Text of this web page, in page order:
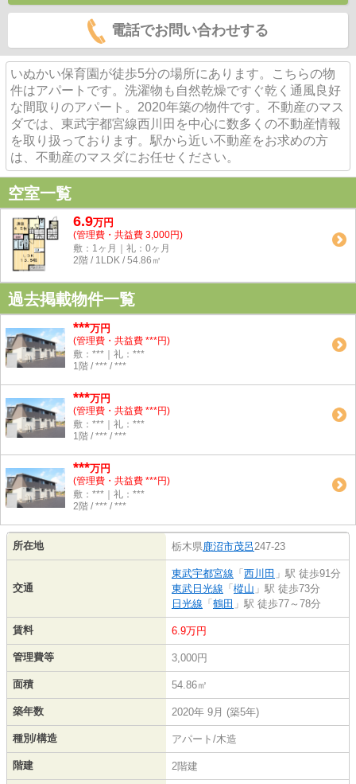
電話でお問い合わせする
いぬかい保育園が徒歩5分の場所にあります。こちらの物
件はアパートです。洗濯物も自然乾燥ですぐ乾く通風良好
な間取りのアパート。2020年築の物件です。不動産のマス
ダでは、東武宇都宮線西川田を中心に数多くの不動産情報
を取り扱っております。駅から近い不動産をお求めの方
は、不動産のマスダにお任せください。
空室一覧
6.9万円
(管理費・共益費 3,000円)
敷：1ヶ月｜礼：0ヶ月
2階 / 1LDK / 54.86㎡
過去掲載物件一覧
***万円
(管理費・共益費 ***円)
敷：***｜礼：***
1階 / *** / ***
***万円
(管理費・共益費 ***円)
敷：***｜礼：***
1階 / *** / ***
***万円
(管理費・共益費 ***円)
敷：***｜礼：***
2階 / *** / ***
所在地 栃木県鹿沼市茂呂247-23
交通
東武宇都宮線 「 西川田 」駅 徒歩91分
東武日光線 「 樅山 」駅 徒歩73分
日光線 「 鶴田 」駅 徒歩77～78分
賃料 6.9万円
管理費等 3,000円
面積 54.86㎡
築年数 2020年 9月 (築5年)
種別/構造 アパート/木造
階建 2階建